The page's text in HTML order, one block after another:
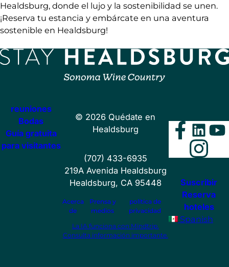
Healdsburg, donde el lujo y la sostenibilidad se unen.
¡Reserva tu estancia y embárcate en una aventura
sostenible en Healdsburg!
reuniones
Bodas
Guía gratuita
para visitantes
© 2026 Quédate en
Healdsburg
(707) 433-6935
219A Avenida Healdsburg
Healdsburg, CA 95448
Acerca
de
Prensa y
medios
política de
privacidad
La IA funciona con Mindtrip.
Consulta información importante.
Suscribir
Reserva
hoteles
Spanish